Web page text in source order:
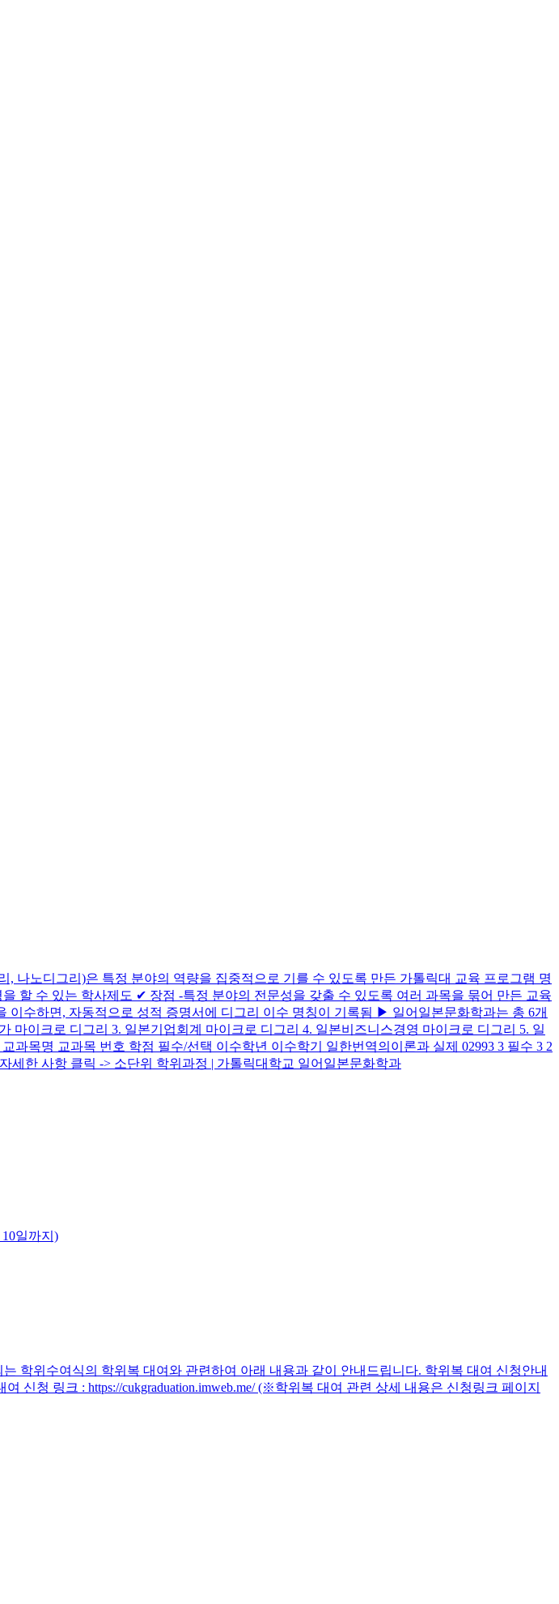
나노디그리)은 특정 분야의 역량을 집중적으로 기를 수 있도록 만든 가톨릭대 교육 프로그램 명
할 수 있는 학사제도 ✔ 장점 -특정 분야의 전문성을 갖출 수 있도록 여러 과목을 묶어 만든 교육
수하면, 자동적으로 성적 증명서에 디그리 이수 명칭이 기록됨 ▶ 일어일본문화학과는 총 6개
마이크로 디그리 3. 일본기업회계 마이크로 디그리 4. 일본비즈니스경영 마이크로 디그리 5. 일
과목명 교과목 번호 학점 필수/선택 이수학년 이수학기 일한번역의이론과 실제 02993 3 필수 3 2
세한 사항 클릭 -> 소단위 학위과정 | 가톨릭대학교 일어일본문화학과
일까지)
학위수여식의 학위복 대여와 관련하여 아래 내용과 같이 안내드립니다. 학위복 대여 신청안내
청 링크 : https://cukgraduation.imweb.me/ (※학위복 대여 관련 상세 내용은 신청링크 페이지